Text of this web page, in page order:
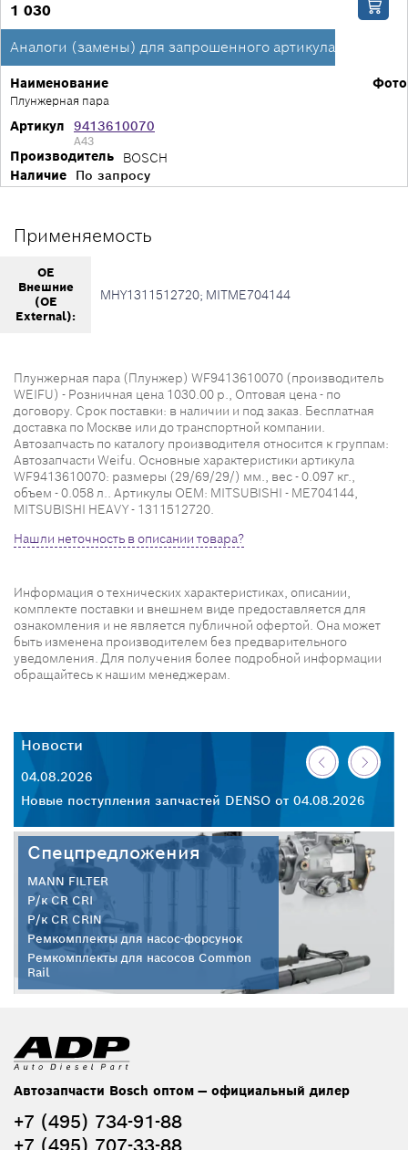
1 030
Аналоги (замены) для запрошенного артикула
Фото
Производитель BOSCH
Артикул 9413610070
A43
Наименование
Плунжерная пара
Наличие По запросу
Применяемость
OE
Внешние
(OE
External):
MHY1311512720; MITME704144
Плунжерная пара (Плунжер) WF9413610070 (производитель
WEIFU) - Розничная цена 1030.00 р., Оптовая цена - по
договору. Срок поставки: в наличии и под заказ. Бесплатная
доставка по Москве или до транспортной компании.
Автозапчасть по каталогу производителя относится к группам:
Автозапчасти Weifu. Основные характеристики артикула
WF9413610070: размеры (29/69/29/) мм., вес - 0.097 кг.,
объем - 0.058 л.. Артикулы OEM: MITSUBISHI - ME704144,
MITSUBISHI HEAVY - 1311512720.
Нашли неточность в описании товара?
Информация о технических характеристиках, описании,
комплекте поставки и внешнем виде предоставляется для
ознакомления и не является публичной офертой. Она может
быть изменена производителем без предварительного
уведомления. Для получения более подробной информации
обращайтесь к нашим менеджерам.
Новости
04.08.2026
Новые поступления запчастей DENSO от 04.08.2026
Спецпредложения
MANN FILTER
Р/к CR CRI
Р/к CR CRIN
Ремкомплекты для насос-форсунок
Ремкомплекты для насосов Common
Rail
Автозапчасти Bosch оптом — официальный дилер
+7 (495) 734-91-88